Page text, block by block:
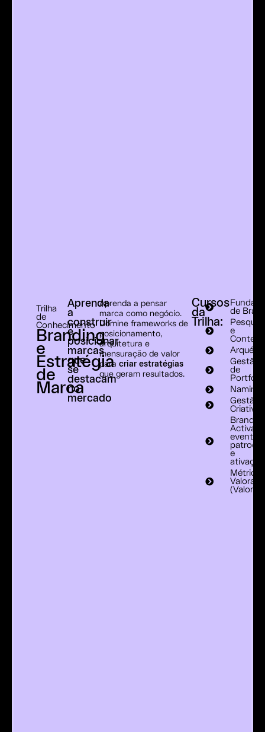
Trilha
de
Conhecimento
Branding
e
Estratégia
de
Marca
Aprenda
a
construir
e
posicionar
marcas
que
se
destacam
no
mercado
Aprenda a pensar
marca como negócio.
Domine frameworks de
posicionamento,
arquitetura e
mensuração de valor
paracriar estratégias
que geram resultados.
Cursos
da
Trilha:
de
e
Gestão
de
Portfólio
Naming
Gestão
Criativa
Brand
e